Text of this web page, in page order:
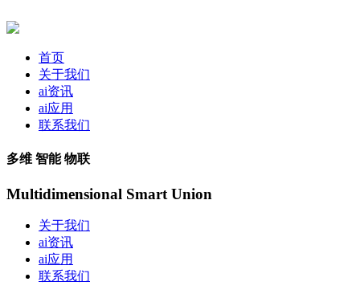
首页
关于我们
ai资讯
ai应用
联系我们
多维 智能 物联
Multidimensional Smart Union
关于我们
ai资讯
ai应用
联系我们